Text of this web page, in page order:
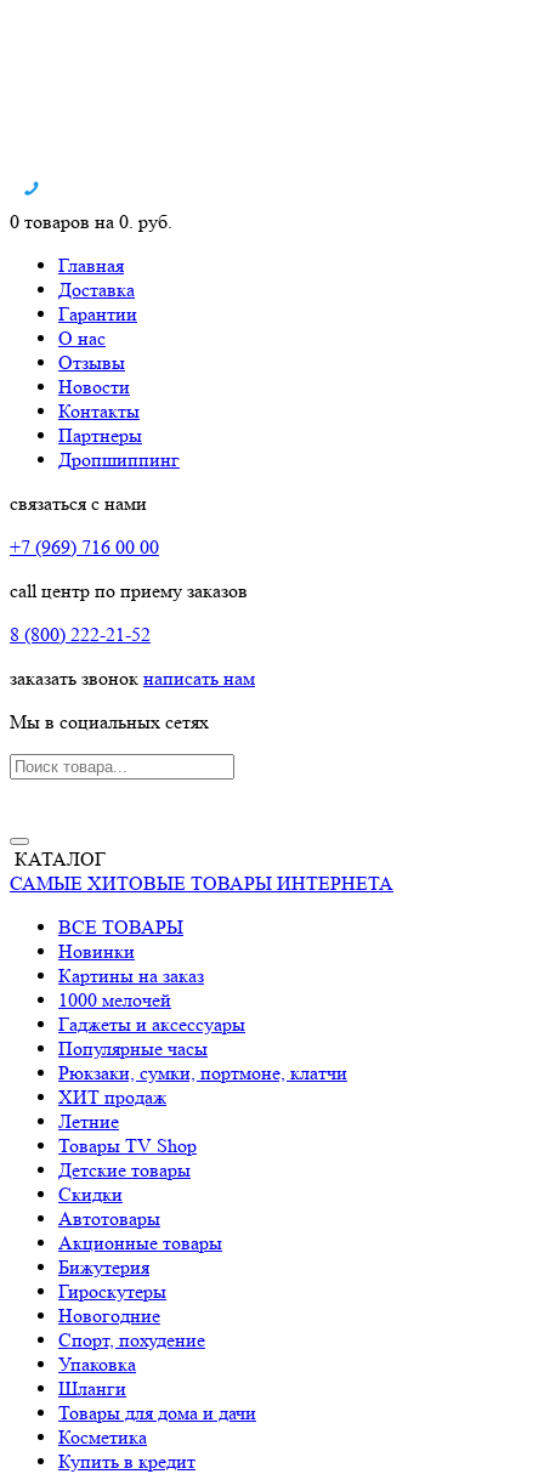
0 товаров на 0. руб.
Главная
Доставка
Гарантии
О нас
Отзывы
Новости
Контакты
Партнеры
Дропшиппинг
связаться с нами
+7 (969) 716 00 00
call центр по приему заказов
8 (800) 222-21-52
заказать звонок написать нам
Мы в социальных сетях
КАТАЛОГ
САМЫЕ ХИТОВЫЕ ТОВАРЫ ИНТЕРНЕТА
ВСЕ ТОВАРЫ
Новинки
Картины на заказ
1000 мелочей
Гаджеты и аксессуары
Популярные часы
Рюкзаки, сумки, портмоне, клатчи
ХИТ продаж
Летние
Товары TV Shop
Детские товары
Cкидки
Автотовары
Акционные товары
Бижутерия
Гироскутеры
Новогодние
Спорт, похудение
Упаковка
Шланги
Товары для дома и дачи
Косметика
Купить в кредит